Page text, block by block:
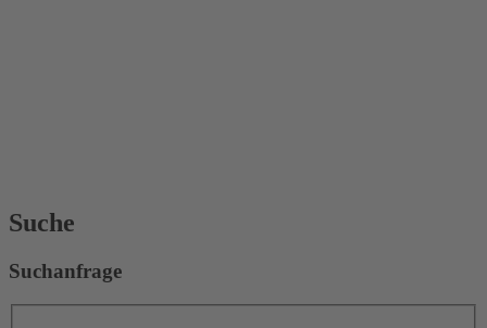
Suche
Suchanfrage